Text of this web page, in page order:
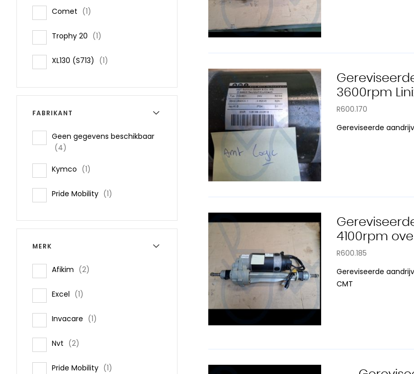
3600rpm
R600.170
Gereviseerde
4100rpm
R600.185
Gereviseerde
CMT
Comet 1item
Trophy 20 1item
XL130 (S713) 1item
FABRIKANT
Geen gegevens beschikbaar
4items
Kymco 1item
Pride Mobility 1item
MERK
Afikim 2items
Excel 1item
Invacare 1item
Nvt 2items
Pride Mobility 1item